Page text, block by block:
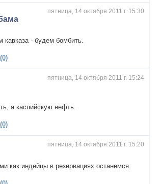
пятница, 14 октября 2011 г. 15:30
- будем бомбить.
пятница, 14 октября 2011 г. 15:24
а каспийскую нефть.
пятница, 14 октября 2011 г. 15:20
как индейцы в резервациях останемся.